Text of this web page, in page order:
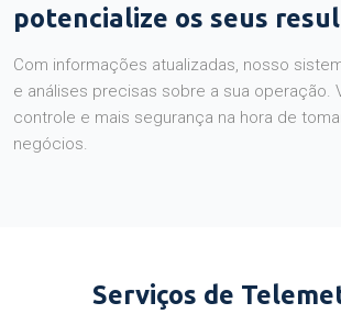
potencialize os seus
Com informações atualizadas, nosso
e análises precisas sobre a sua operação.
controle e mais segurança na hora de
negócios.
Serviços de